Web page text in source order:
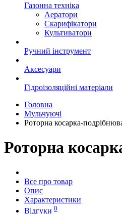
Газонна техніка
Аератори
Скарифікатори
Культиватори
Ручний інструмент
Аксесуари
Гідроізоляційні матеріали
Головна
Мульчуючі
Роторна косарка-
Роторна
Все про товар
Опис
Характеристики
Відгуки 0